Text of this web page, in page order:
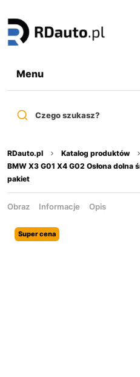
Menu
Czego szukasz?
RDauto.pl Katalog produktów
BMW X3 G01 X4 G02 Osłona
pakiet
Obraz Informacje Opis
Super cena